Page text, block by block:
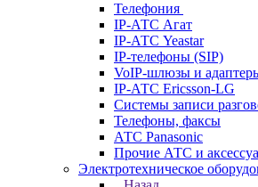
Телефония
IP-АТС Агат
IP-АТС Yeastar
IP-телефоны (SIP)
VoIP-шлюзы и
IP-АТС Ericsson-LG
Системы записи
Телефоны, факсы
АТС Panasonic
Прочие АТС и
Электротехническое